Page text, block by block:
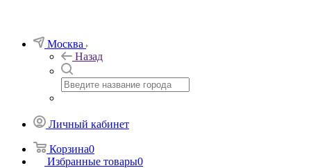
Москва
Назад
Личный кабинет
Корзина0
Избранные товары0